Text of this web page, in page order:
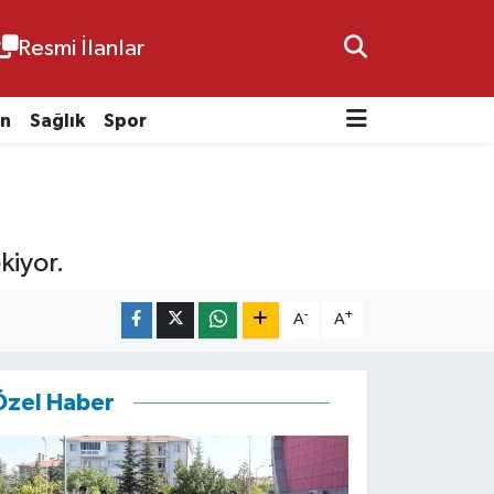
Resmi İlanlar
Sağlık Spor
A- A+
Haber